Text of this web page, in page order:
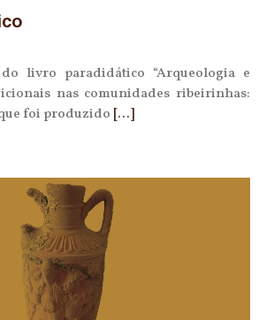
livro paradidático “Arqueologia e
nas comunidades ribeirinhas:
foi produzido